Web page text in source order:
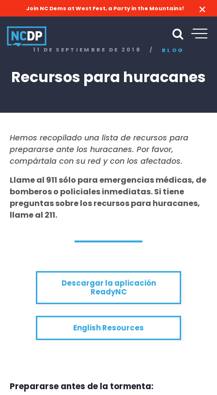
Join NC Dems at West Fest, a Party in the Mountains!
11 DE SEPTIEMBRE DE 2018 / BLOG
Recursos para huracanes
Hemos recopilado una lista de recursos para
prepararse ante los huracanes. Por favor,
compártala con su red y con los afectados.
Llame al 911 sólo para emergencias médicas, de
bomberos o policiales inmediatas. Si tiene
preguntas sobre los recursos para huracanes,
llame al 211.
Descargar la aplicación
ReadyNC
English Resources
Prepararse antes de la tormenta: